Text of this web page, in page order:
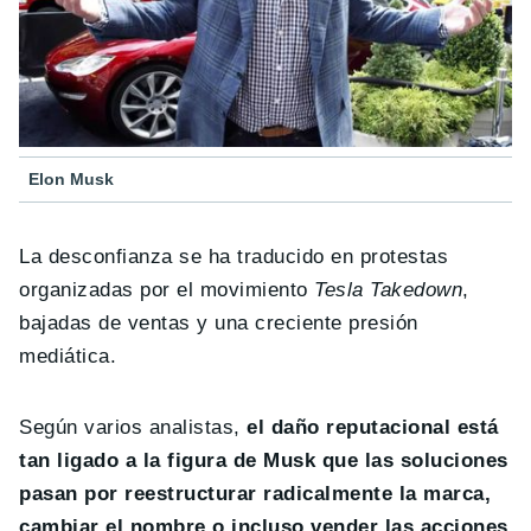
Elon Musk
La desconfianza se ha traducido en protestas
organizadas por el movimiento Tesla Takedown,
bajadas de ventas y una creciente presión
mediática.
Según varios analistas, el daño reputacional está
tan ligado a la figura de Musk que las soluciones
pasan por reestructurar radicalmente la marca,
cambiar el nombre o incluso vender las acciones